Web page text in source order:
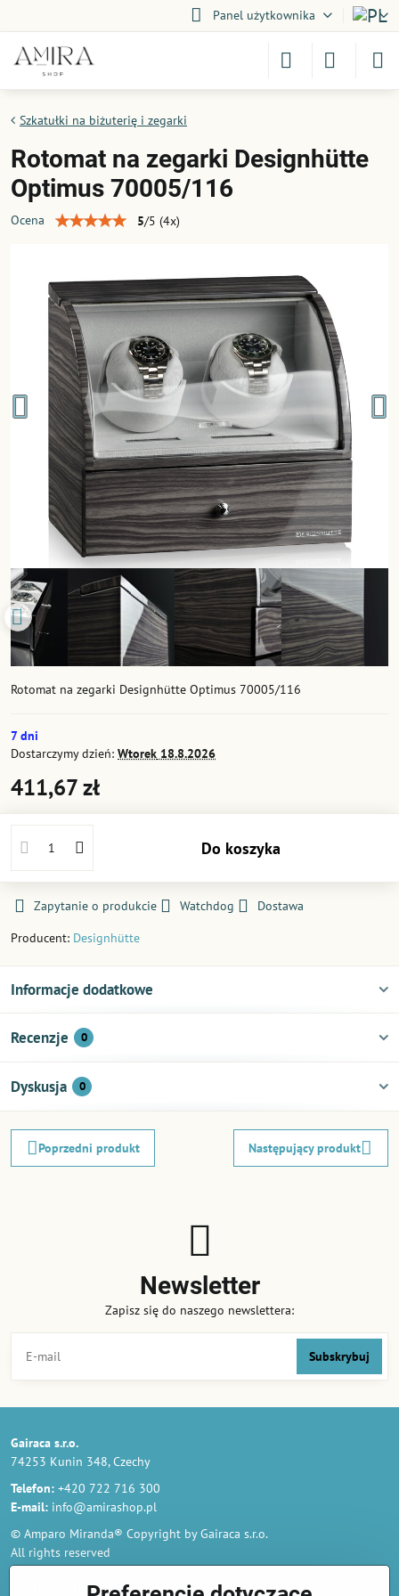
Panel użytkownika
Szkatułki na biżuterię i zegarki
Rotomat na zegarki Designhütte
Optimus 70005/116
Ocena 5/5 (4x)
Rotomat na zegarki Designhütte Optimus 70005/116
7 dni
Dostarczymy dzień: Wtorek 18.8.2026
411,67 zł
Do koszyka
Zapytanie o produkcie Watchdog
Dostawa
Producent: Designhütte
Informacje dodatkowe
Recenzje 0
Dyskusja 0
Poprzedni produkt Następujący produkt
Newsletter
Zapisz się do naszego newslettera:
Subskrybuj
Gairaca s.r.o.
74253 Kunin 348, Czechy
Telefon: +420 722 716 300
E-mail: info@amirashop.pl
© Amparo Miranda® Copyright by Gairaca s.r.o.
All rights reserved
Zamówienia